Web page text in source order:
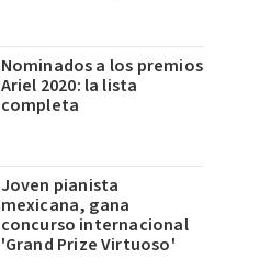
Nominados a los premios
Ariel 2020: la lista
completa
Joven pianista
mexicana, gana
concurso internacional
'Grand Prize Virtuoso'